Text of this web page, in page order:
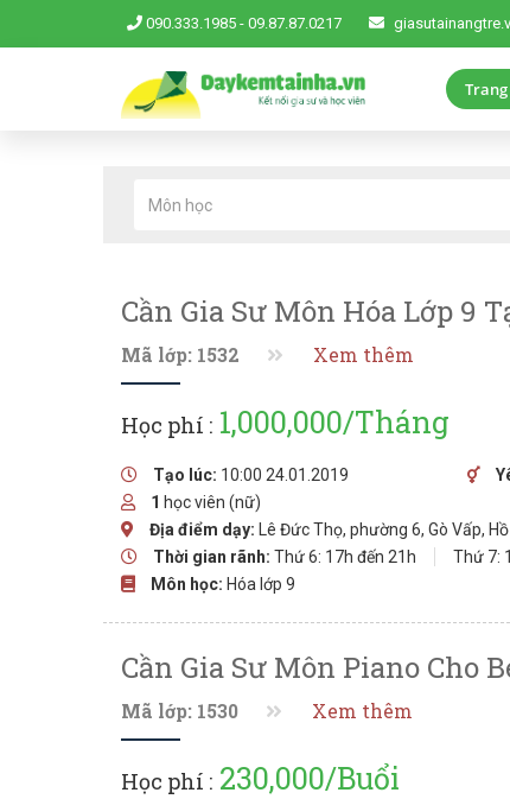
090.333.1985 - 09.87.87.0217
Cần Gia Sư Môn Hóa Lớp 9
Mã lớp: 1532 Xem thêm
Học phí : 1,000,000/Tháng
Tạo lúc: 10:00 24.01.2019
1 học viên (nữ)
Địa điểm dạy: Lê Đức Thọ, phường 6, Gò Vấp,
Thời gian rãnh: Thứ 6: 17h đến 21h Thứ 7:
Môn học: Hóa lớp 9
Cần Gia Sư Môn Piano Cho
Mã lớp: 1530 Xem thêm
Học phí : 230,000/Buổi